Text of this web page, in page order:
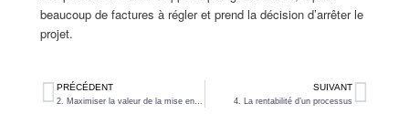
beaucoup de factures à régler et prend la décision d’arrêter le
projet.
PRÉCÉDENT
2. Maximiser la valeur de la mise en place d’un processus et de son livrable
SUIVANT
4. La rentabilité d’un processus